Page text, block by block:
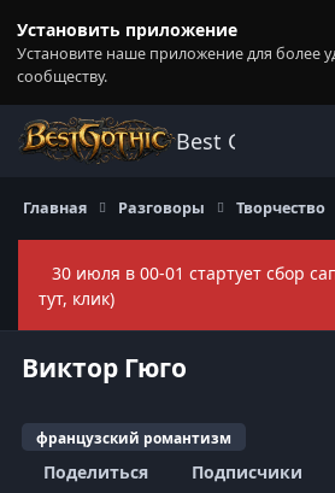
Установить приложение
Установите наше приложение для более
сообществу.
Best Gothic
Главная Разговоры Творчество
30 июля в 00-01 стартует сбор
тут, клик)
Виктор Гюго
французский романтизм
Поделиться Подписчики